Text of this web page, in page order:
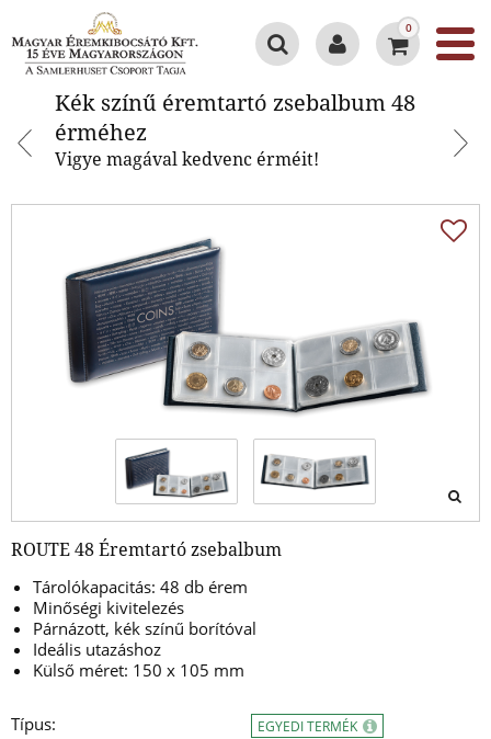
0
Kék színű éremtartó zsebalbum 48
érméhez
Vigye magával kedvenc érméit!
ROUTE 48 Éremtartó zsebalbum
Tárolókapacitás: 48 db érem
Minőségi kivitelezés
Párnázott, kék színű borítóval
Ideális utazáshoz
Külső méret: 150 x 105 mm
Típus:
EGYEDI TERMÉK
Kék színű éremtartó zsebalbum
48 érméhez